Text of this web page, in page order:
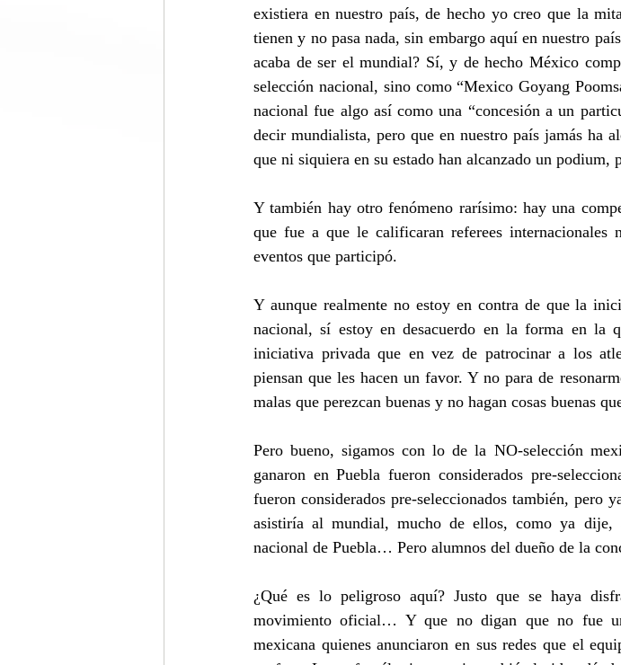
existiera en nuestro país, de hecho yo creo que la
tienen y no pasa nada, sin embargo aquí en nuestro
acaba de ser el mundial? Sí, y de hecho México
selección nacional, sino como “Mexico Goyang
nacional fue algo así como una “concesión a un
decir mundialista, pero que en nuestro país jamás ha
que ni siquiera en su estado han alcanzado un
Y también hay otro fenómeno rarísimo: hay una
que fue a que le calificaran referees
eventos que participó.
Y aunque realmente no estoy en contra de que la
nacional, sí estoy en desacuerdo en la forma en la
iniciativa privada que en vez de patrocinar a los
piensan que les hacen un favor. Y no para de
malas que perezcan buenas y no hagan cosas buenas
Pero bueno, sigamos con lo de la NO-selección
ganaron en Puebla fueron considerados pre-
fueron considerados pre-seleccionados también, pero
asistiría al mundial, mucho de ellos, como ya dije,
nacional de Puebla… Pero alumnos del dueño de la
¿Qué es lo peligroso aquí? Justo que se haya
movimiento oficial… Y que no digan que no fue
mexicana quienes anunciaron en sus redes que el